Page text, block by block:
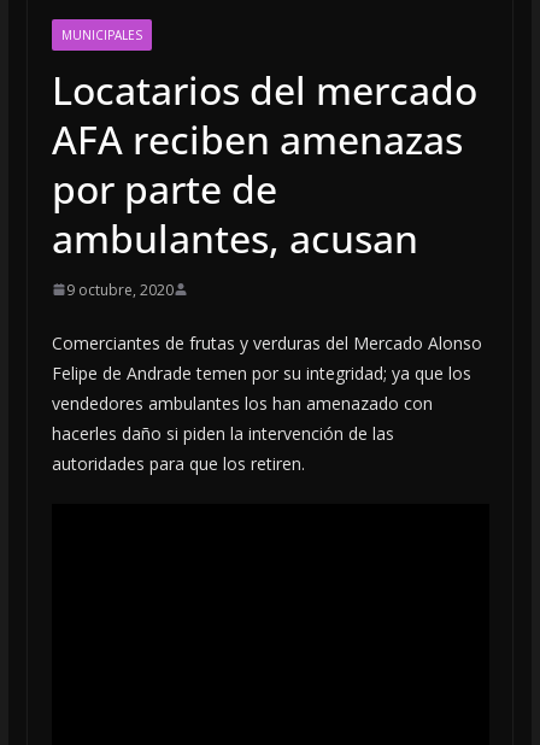
MUNICIPALES
Locatarios del mercado
AFA reciben amenazas
por parte de
ambulantes, acusan
9 octubre, 2020
Comerciantes de frutas y verduras del Mercado Alonso
Felipe de Andrade temen por su integridad; ya que los
vendedores ambulantes los han amenazado con
hacerles daño si piden la intervención de las
autoridades para que los retiren.